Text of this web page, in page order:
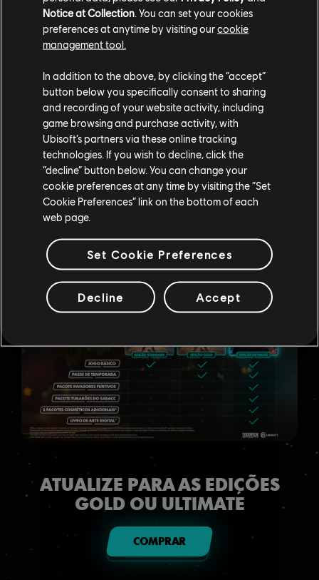
ASSISTA AO TRAILER DE
LANÇAMENTO
ASSISTA AO TRAILER
ATUALIZE PARA AS EDIÇÕES
GOLD OU ULTIMATE
COMPRAR
Notice at Collection . You can set your cookies
preferences at anytime by visiting ourcookie
management tool.
In addition to the above, by clicking the “accept”
button below you specifically consent to sharing
and recording of your website activity, including
game browsing and purchase activity, with
Ubisoft’s partners via these online tracking
technologies. If you wish to decline, click the
“decline” button below. You can change your
cookie preferences at any time by visiting the “Set
Cookie Preferences” link on the bottom of each
web page.
Set Cookie Preferences
Decline Accept